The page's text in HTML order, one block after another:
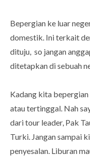
Bepergian ke luar
domestik. Ini terkait
dituju, so jangan
ditetapkan di sebuah
Kadang kita bepergian
atau tertinggal. Nah
dari tour leader, Pak
Turki. Jangan sampai
penyesalan. Liburan